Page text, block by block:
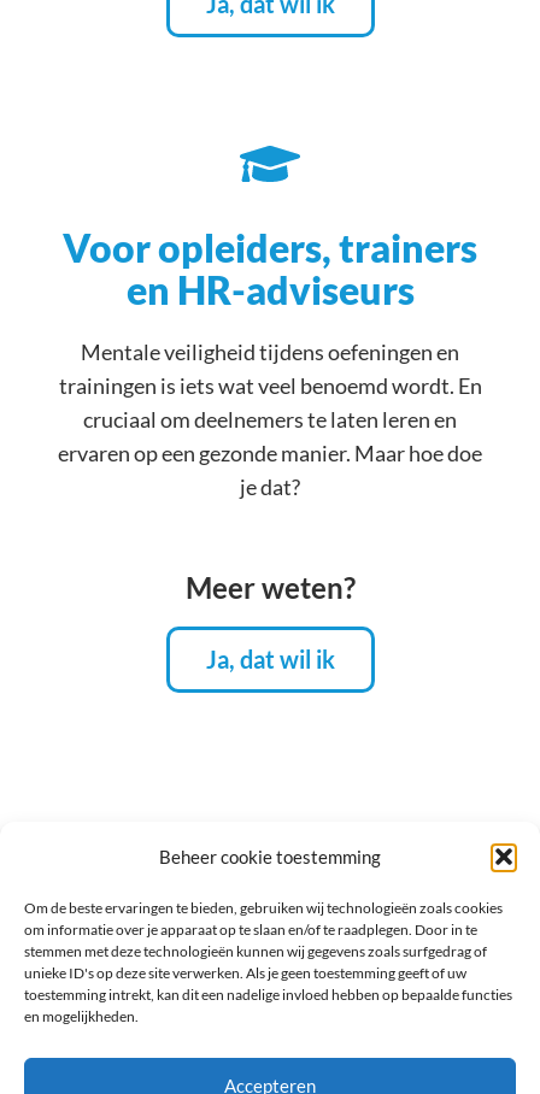
Beheer cookie toestemming
Om de beste ervaringen te bieden, gebruiken wij technologieën zoals cookies
om informatie over je apparaat op te slaan en/of te raadplegen. Door in te
stemmen met deze technologieën kunnen wij gegevens zoals surfgedrag of
unieke ID's op deze site verwerken. Als je geen toestemming geeft of uw
toestemming intrekt, kan dit een nadelige invloed hebben op bepaalde functies
en mogelijkheden.
Accepteren
Voor opleiders, trainers
en HR-adviseurs
Mentale veiligheid tijdens oefeningen en
trainingen is iets wat veel benoemd wordt. En
cruciaal om deelnemers te laten leren en
ervaren op een gezonde manier. Maar hoe doe
je dat?
Meer weten?
Ja, dat wil ik
© 2026, Mentaalbewust. Alle rechten
voorbehouden.